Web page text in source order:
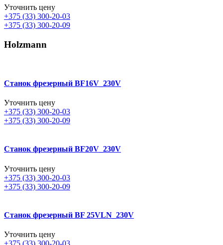
Уточнить цену
+375 (33) 300-20-03
+375 (33) 300-20-09
Holzmann
Станок фрезерный BF16V_230V
Уточнить цену
+375 (33) 300-20-03
+375 (33) 300-20-09
Станок фрезерный BF20V_230V
Уточнить цену
+375 (33) 300-20-03
+375 (33) 300-20-09
Станок фрезерный BF 25VLN_230V
Уточнить цену
+375 (33) 300-20-03